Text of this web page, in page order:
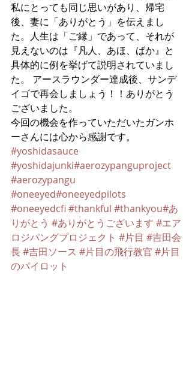
私にとっても同じ思いがあり、帰宅
後、妻に「ありがとう」を伝えまし
た。人生は「ご縁」であって、それが
見えないのは『凡人、あほ、ばか』と
具体的に例を挙げて説明されていまし
た。 アースラウンダー達成後、サンデ
イゴで再会しましょう！！ありがとう
ございました。
今回の機会を作っていただいたガンホ
ーさんには心から感謝です。
#yoshidasauce
#yoshidajunki#aerozypanguproject
#aerozypangu
#oneeyed#oneeyedpilots
#oneeyedcfi #thankful #thankyou#あ
りがとう #ありがとうございます #エア
ロジパングプロジェクト #片目 #吉田会
長#吉田ソース #片目の飛行教官 #片目
のパイロット